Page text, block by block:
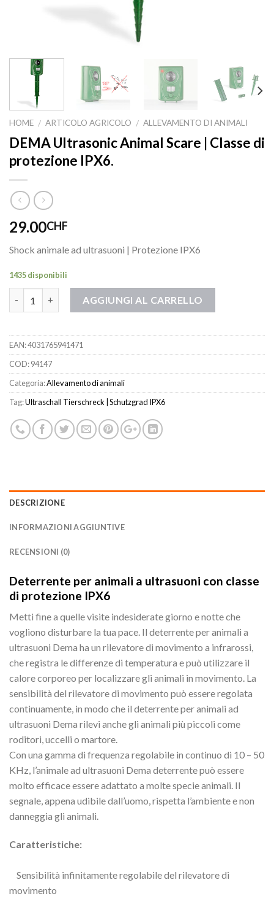
HOME / ARTICOLO AGRICOLO / ALLEVAMENTO DI ANIMALI
DEMA Ultrasonic Animal Scare | Classe di
protezione IPX6.
29.00CHF
Shock animale ad ultrasuoni | Protezione IPX6
1435 disponibili
AGGIUNGI AL CARRELLO
EAN:4031765941471
COD:94147
Categoria:Allevamento di animali
Tag:Ultraschall Tierschreck | Schutzgrad IPX6
DESCRIZIONE
INFORMAZIONI AGGIUNTIVE
RECENSIONI (0)
Deterrente per animali a ultrasuoni con classe
di protezione IPX6
Metti fine a quelle visite indesiderate giorno e notte che
vogliono disturbare la tua pace. Il deterrente per animali a
ultrasuoni Dema ha un rilevatore di movimento a infrarossi,
che registra le differenze di temperatura e può utilizzare il
calore corporeo per localizzare gli animali in movimento. La
sensibilità del rilevatore di movimento può essere regolata
continuamente, in modo che il deterrente per animali ad
ultrasuoni Dema rilevi anche gli animali più piccoli come
roditori, uccelli o martore.
Con una gamma di frequenza regolabile in continuo di 10 – 50
KHz, l’animale ad ultrasuoni Dema deterrente può essere
molto efficace essere adattato a molte specie animali. Il
segnale, appena udibile dall’uomo, rispetta l’ambiente e non
danneggia gli animali.
Caratteristiche:
Sensibilità infinitamente regolabile del rilevatore di
movimento